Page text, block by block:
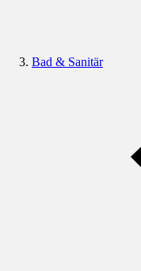
Bad & Sanitär